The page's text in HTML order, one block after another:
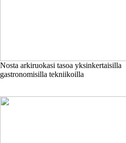
Nosta arkiruokasi tasoa yksinkertaisilla
gastronomisilla tekniikoilla